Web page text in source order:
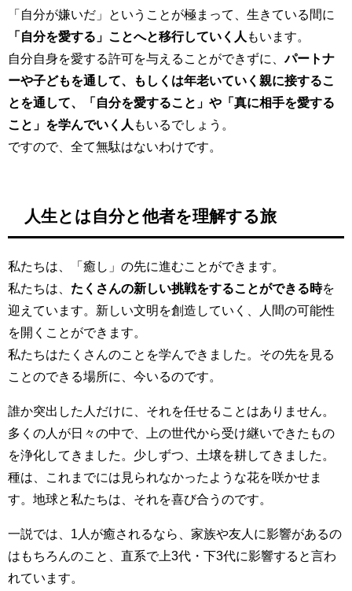
「自分が嫌いだ」ということが極まって、生きている間に
「自分を愛する」ことへと移行していく人 もいます。
自分自身を愛する許可を与えることができずに、 パートナ
ーや子どもを通して、もしくは年老いていく親に接するこ
とを通して、「自分を愛すること」や「真に相手を愛する
こと」を学んでいく人 もいるでしょう。
ですので、全て無駄はないわけです。
人生とは自分と他者を理解する旅
私たちは、「癒し」の先に進むことができます。
私たちは、 たくさんの新しい挑戦をすることができる時を
迎えています。新しい文明を創造していく、人間の可能性
を開くことができます。
私たちはたくさんのことを学んできました。その先を見る
ことのできる場所に、今いるのです。
誰か突出した人だけに、それを任せることはありません。
多くの人が日々の中で、上の世代から受け継いできたもの
を浄化してきました。少しずつ、土壌を耕してきました。
種は、これまでには見られなかったような花を咲かせま
す。地球と私たちは、それを喜び合うのです。
一説では、1人が癒されるなら、家族や友人に影響があるの
はもちろんのこと、直系で上3代・下3代に影響すると言わ
れています。